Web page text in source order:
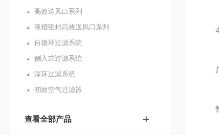
高效送风口系列
液槽密封高效送风口系列
自循环过滤系统
侧入式过滤系统
深床过滤系统
初效空气过滤器
查看全部产品
4.
性